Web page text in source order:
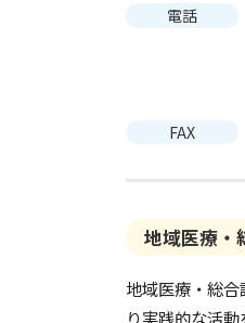
電話
FAX
地域医療・
地域医療・総
り実践的な活